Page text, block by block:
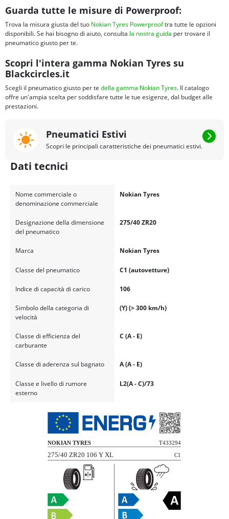
Guarda tutte le misure di Powerproof:
Trova la misura giusta del tuo Nokian Tyres Powerprooftra tutte le opzioni
disponibili. Se hai bisogno di aiuto, consulta la nostra guida per trovare il
pneumatico giusto per te.
Scopri l'intera gamma Nokian Tyres su
Blackcircles.it
Scegli il pneumatico giusto per te della gamma Nokian Tyres. Il catalogo
offre un'ampia scelta per soddisfare tutte le tue esigenze, dal budget alle
prestazioni.
Pneumatici Estivi
Scopri le principali caratteristiche dei pneumatici estivi.
Dati tecnici
Nome commerciale o
denominazione commerciale
Nokian Tyres
Designazione della dimensione
del pneumatico
275/40 ZR20
Marca Nokian Tyres
Classe del pneumatico C1 (autovetture)
Indice di capacità di carico 106
Simbolo della categoria di
velocità
(Y) (> 300 km/h)
Classe di efficienza del
carburante
C (A - E)
Classe di aderenza sul bagnato A (A - E)
Classe e livello di rumore
esterno
L2(A - C)/73